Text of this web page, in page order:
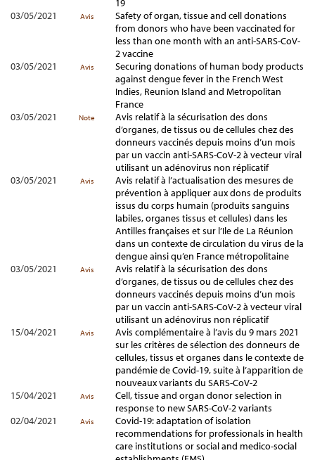
19
03/05/2021
Avis
Safety of organ, tissue and cell donations
from donors who have been vaccinated for
less than one month with an anti-SARS-CoV-
2 vaccine
03/05/2021
Avis
Securing donations of human body products
against dengue fever in the French West
Indies, Reunion Island and Metropolitan
France
03/05/2021
Note
Avis relatif à la sécurisation des dons
d’organes, de tissus ou de cellules chez des
donneurs vaccinés depuis moins d’un mois
par un vaccin anti-SARS-CoV-2 à vecteur viral
utilisant un adénovirus non réplicatif
03/05/2021
Avis
Avis relatif à l’actualisation des mesures de
prévention à appliquer aux dons de produits
issus du corps humain (produits sanguins
labiles, organes tissus et cellules) dans les
Antilles françaises et sur l’Ile de La Réunion
dans un contexte de circulation du virus de la
dengue ainsi qu’en France métropolitaine
03/05/2021
Avis
Avis relatif à la sécurisation des dons
d’organes, de tissus ou de cellules chez des
donneurs vaccinés depuis moins d’un mois
par un vaccin anti-SARS-CoV-2 à vecteur viral
utilisant un adénovirus non réplicatif
15/04/2021
Avis
Avis complémentaire à l’avis du 9 mars 2021
sur les critères de sélection des donneurs de
cellules, tissus et organes dans le contexte de
pandémie de Covid-19, suite à l’apparition de
nouveaux variants du SARS-CoV-2
15/04/2021
Avis
Cell, tissue and organ donor selection in
response to new SARS-CoV-2 variants
02/04/2021
Avis
Covid-19: adaptation of isolation
recommendations for professionals in health
care institutions or social and medico-social